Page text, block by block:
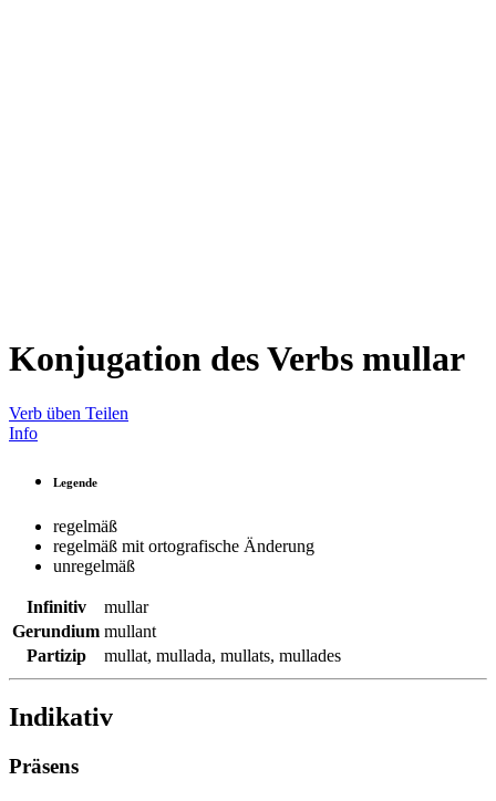
Konjugation des Verbs mullar
Verb üben Teilen
Info
Legende
regelmäß
regelmäß mit ortografische Änderung
unregelmäß
Infinitiv
mullar
Gerundium mullant
Partizip
mullat, mullada, mullats, mullades
Indikativ
Präsens